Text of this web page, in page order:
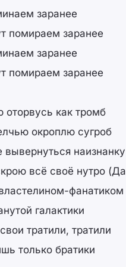
заранее
помираем заранее
заранее
помираем заранее
оторвусь как тромб
окроплю сугроб
наизнанку
всё своё нутро
фанатиком
галактики
тратили, тратили
только братики